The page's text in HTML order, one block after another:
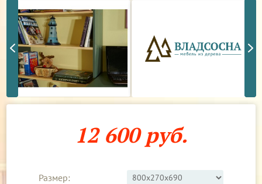
12 600 руб.
Размер: